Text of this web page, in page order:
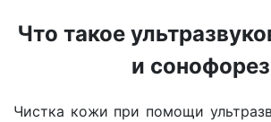
Что такое
и сонофорез
Чистка кожи при помощи